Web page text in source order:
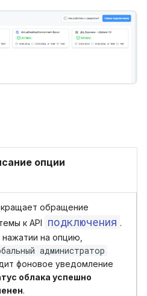
опции
обращение
к API
подключения .
на опцию,
администратор
фоновое уведомление
облака успешно
.